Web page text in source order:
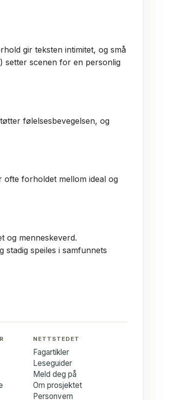
gir teksten intimitet, og små
setter scenen for en personlig
følelsesbevegelsen, og
ofte forholdet mellom ideal og
og menneskeverd.
speiles i samfunnets
NETTSTEDET
Fagartikler
Leseguider
Meld deg på
Om prosjektet
Personvern